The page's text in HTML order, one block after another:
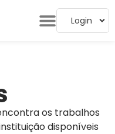
Login
os trabalhos
disponíveis